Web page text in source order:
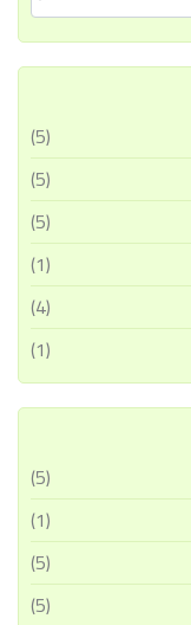
(5)
(5)
(5)
(1)
(4)
(1)
(5)
(1)
(5)
(5)